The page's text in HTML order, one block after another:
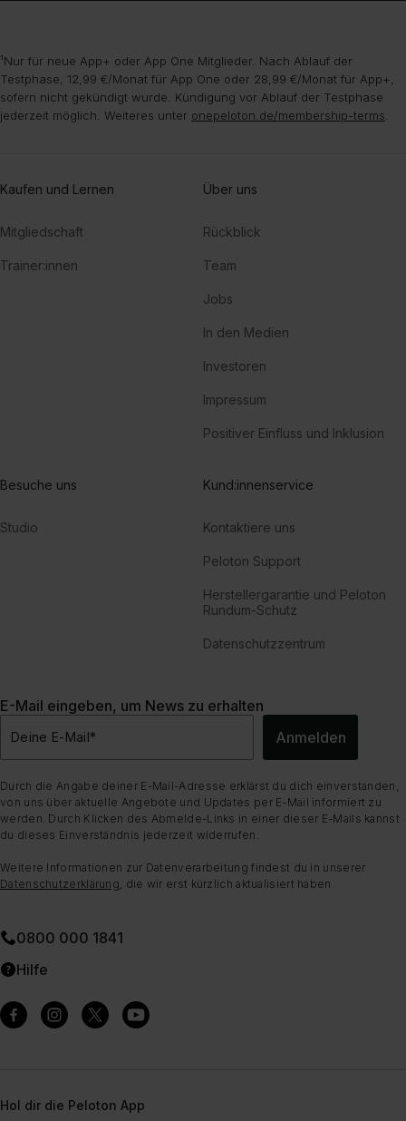
¹Nur für neue App+ oder App One Mitglieder. Nach Ablauf der
Testphase, 12,99 €/Monat für App One oder 28,99 €/Monat für App+,
sofern nicht gekündigt wurde. Kündigung vor Ablauf der Testphase
jederzeit möglich. Weiteres unter onepeloton.de/membership-terms
Kaufen und Lernen
Mitgliedschaft
Trainer:innen
Über uns
Rückblick
Team
Jobs
In den Medien
Investoren
Impressum
Positiver Einfluss und Inklusion
Besuche uns
Studio
Kund:innenservice
Kontaktiere uns
Peloton Support
Herstellergarantie und Peloton
Rundum-Schutz
Datenschutzzentrum
E-Mail eingeben, um News zu erhalten
Deine E-Mail* Anmelden
Durch die Angabe deiner E-Mail-Adresse erklärst du dich einverstanden,
von uns über aktuelle Angebote und Updates per E-Mail informiert zu
werden. Durch Klicken des Abmelde-Links in einer dieser E-Mails kannst
du dieses Einverständnis jederzeit widerrufen.
Weitere Informationen zur Datenverarbeitung findest du in unserer
Datenschutzerklärung , die wir erst kürzlich aktualisiert haben.
0800 000 1841
Hilfe
Hol dir die Peloton App